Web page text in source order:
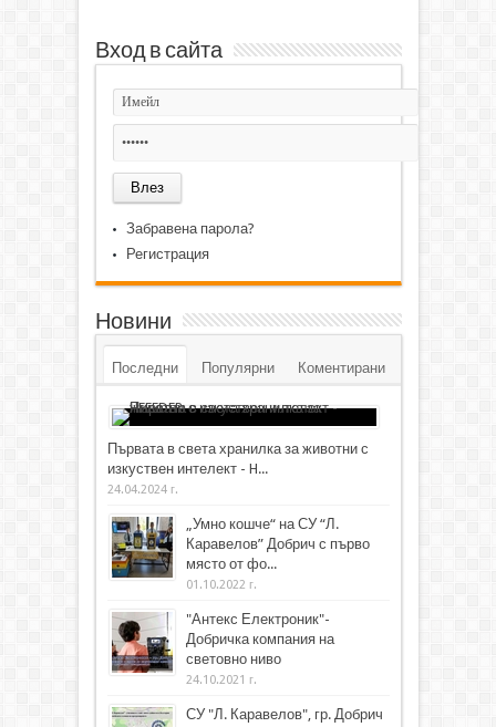
Вход в сайта
Забравена парола?
Регистрация
Новини
Последни Популярни Коментирани
Първата в света хранилка за животни с
изкуствен интелект - H...
24.04.2024 г.
„Умно кошче“ на СУ “Л.
Каравелов” Добрич с първо
място от фо...
01.10.2022 г.
"Антекс Електроник"-
Добричка компания на
световно ниво
24.10.2021 г.
СУ "Л. Каравелов", гр. Добрич